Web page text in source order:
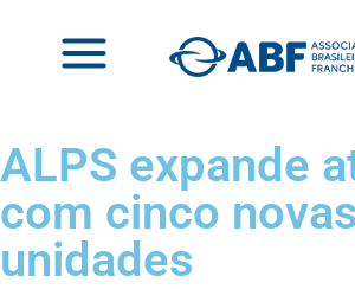
ALPS expande
com cinco novas
unidades